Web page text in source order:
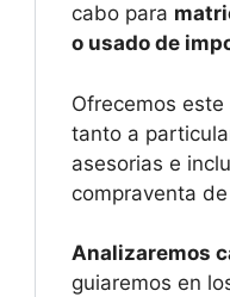
cabo para
o usado de
Ofrecemos este
tanto a
asesorias e
compraventa
Analizaremos
guiaremos en